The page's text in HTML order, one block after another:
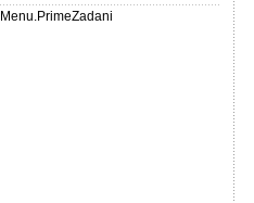
Menu.PrimeZadani